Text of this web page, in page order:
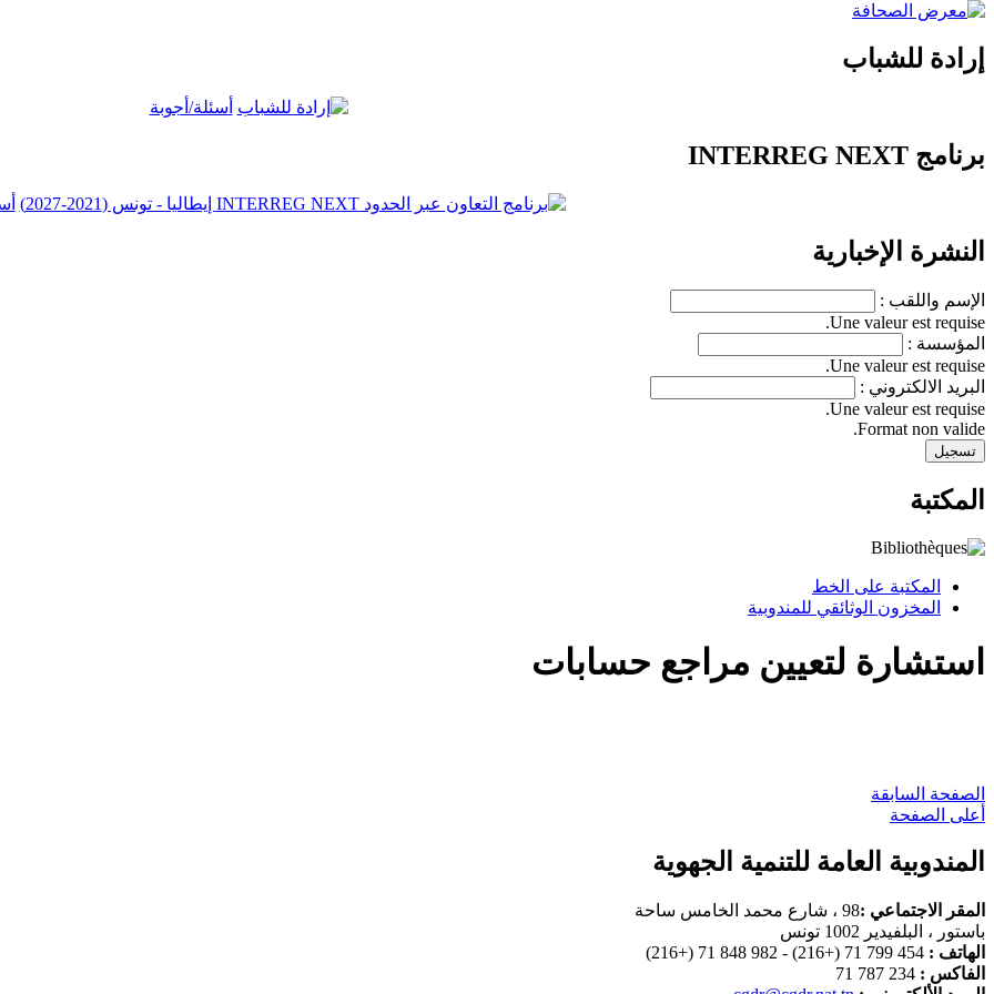
إرادة للشباب
أسئلة/أجوبة
برنامج INTERREG NEXT
النشرة الإخبارية
الإسم واللقب :
Une valeur est requise.
المؤسسة :
Une valeur est requise.
البريد الالكتروني :
Une valeur est requise.
Format non valide.
المكتبة
المكتبة على الخط
المخزون الوثائقي للمندوبية
استشارة لتعيين مراجع حسابات
الصفحة السابقة
أعلى الصفحة
المندوبية العامة للتنمية الجهوية
المقر الاجتماعي :
98 ، شارع محمد الخامس ساحة
باستور ، البلفيدير 1002 تونس
الهاتف :
الفاكس :